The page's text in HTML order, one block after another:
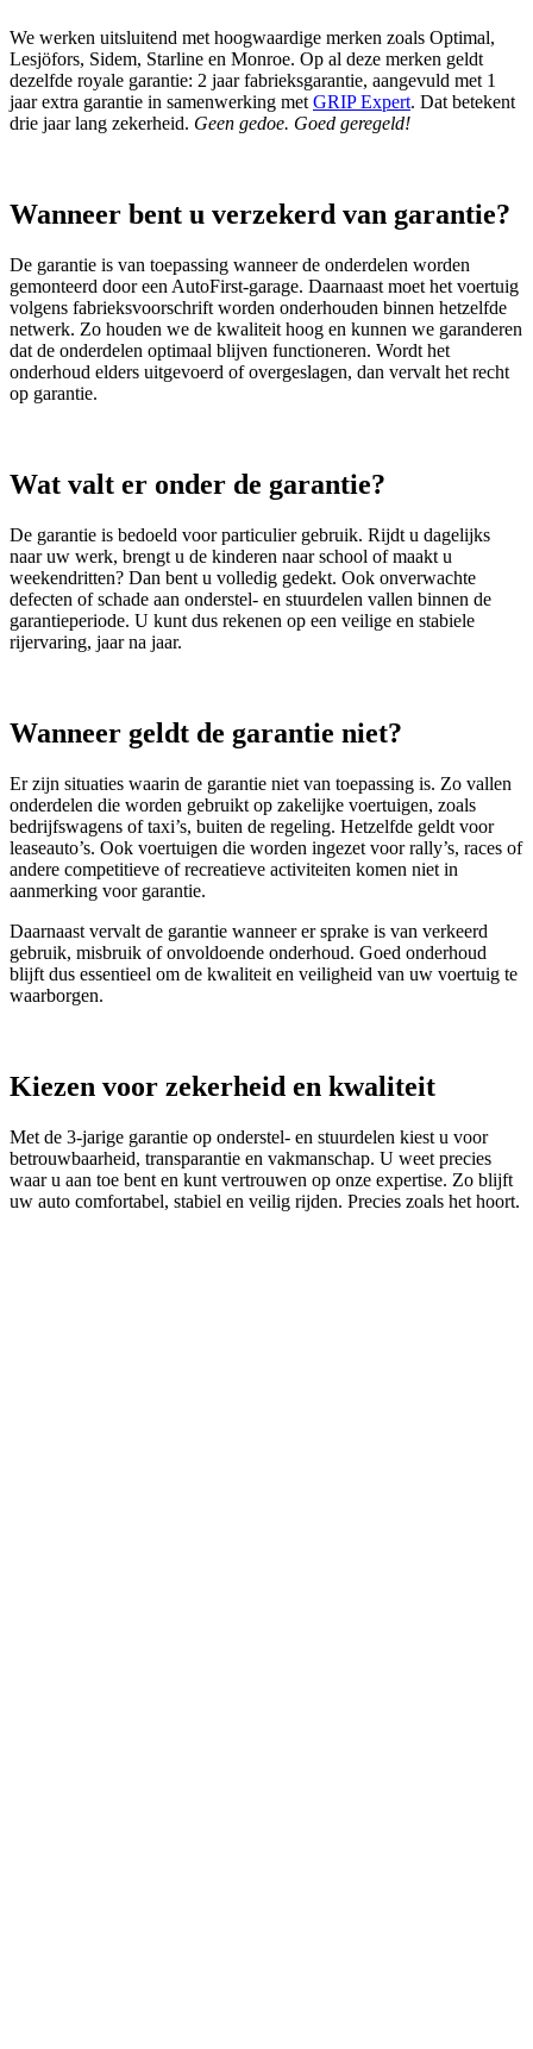
We werken uitsluitend met hoogwaardige merken zoals Optimal,
Lesjöfors, Sidem, Starline en Monroe. Op al deze merken geldt
dezelfde royale garantie: 2 jaar fabrieksgarantie, aangevuld met 1
jaar extra garantie in samenwerking metGRIP Expert. Dat betekent
drie jaar lang zekerheid. Geen gedoe. Goed geregeld!
Wanneer bent u verzekerd van garantie?
De garantie is van toepassing wanneer de onderdelen worden
gemonteerd door een AutoFirst‑garage. Daarnaast moet het voertuig
volgens fabrieksvoorschrift worden onderhouden binnen hetzelfde
netwerk. Zo houden we de kwaliteit hoog en kunnen we garanderen
dat de onderdelen optimaal blijven functioneren. Wordt het
onderhoud elders uitgevoerd of overgeslagen, dan vervalt het recht
op garantie.
Wat valt er onder de garantie?
De garantie is bedoeld voor particulier gebruik. Rijdt u dagelijks
naar uw werk, brengt u de kinderen naar school of maakt u
weekendritten? Dan bent u volledig gedekt. Ook onverwachte
defecten of schade aan onderstel- en stuurdelen vallen binnen de
garantieperiode. U kunt dus rekenen op een veilige en stabiele
rijervaring, jaar na jaar.
Wanneer geldt de garantie niet?
Er zijn situaties waarin de garantie niet van toepassing is. Zo vallen
onderdelen die worden gebruikt op zakelijke voertuigen, zoals
bedrijfswagens of taxi’s, buiten de regeling. Hetzelfde geldt voor
leaseauto’s. Ook voertuigen die worden ingezet voor rally’s, races of
andere competitieve of recreatieve activiteiten komen niet in
aanmerking voor garantie.
Daarnaast vervalt de garantie wanneer er sprake is van verkeerd
gebruik, misbruik of onvoldoende onderhoud. Goed onderhoud
blijft dus essentieel om de kwaliteit en veiligheid van uw voertuig te
waarborgen.
Kiezen voor zekerheid en kwaliteit
Met de 3‑jarige garantie op onderstel- en stuurdelen kiest u voor
betrouwbaarheid, transparantie en vakmanschap. U weet precies
waar u aan toe bent en kunt vertrouwen op onze expertise. Zo blijft
uw auto comfortabel, stabiel en veilig rijden. Precies zoals het hoort.